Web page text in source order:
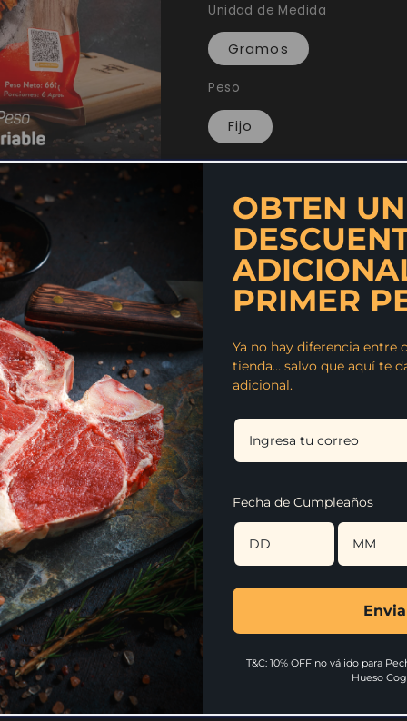
Unidad de Medida
Gramos
Peso
Fijo
Cantidad
Reducir
cantidad
para
Mini
Chuzo
de
de
pollo
x
6
unds
Aumentar
cantidad
para
Mini
Chuzo
de
de
pollo
x
6
unds
Prácticos y fácil de
condimentación
Conoce nuestras
OBTEN
PRIMER
Ya no hay diferencia entre
tienda… salvo que aquí te
adicional.
Fecha de Cumpleaños
T&C: 10% OFF no válido para
Hueso